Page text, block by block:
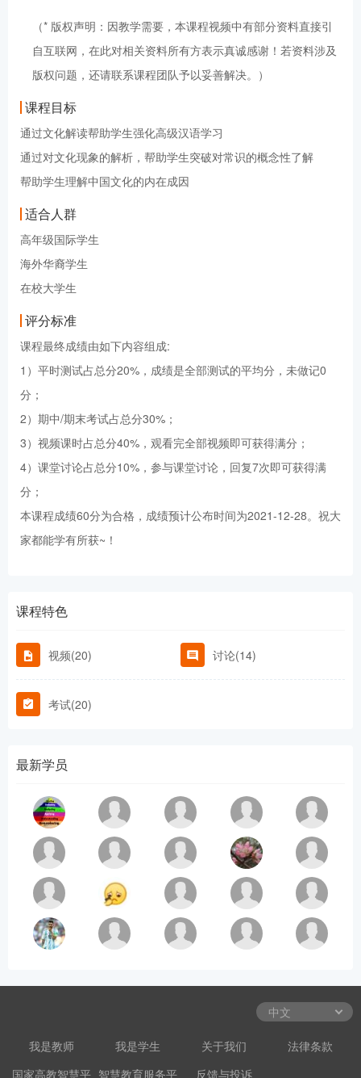
（* 版权声明：因教学需要，本课程视频中有部分资料直接引
自互联网，在此对相关资料所有方表示真诚感谢！若资料涉及
版权问题，还请联系课程团队予以妥善解决。）
课程目标
通过文化解读帮助学生强化高级汉语学习
通过对文化现象的解析，帮助学生突破对常识的概念性了解
帮助学生理解中国文化的内在成因
适合人群
高年级国际学生
海外华裔学生
在校大学生
评分标准
课程最终成绩由如下内容组成:
1）平时测试占总分20%，成绩是全部测试的平均分，未做记0
分；
2）期中/期末考试占总分30%；
3）视频课时占总分40%，观看完全部视频即可获得满分；
4）课堂讨论占总分10%，参与课堂讨论，回复7次即可获得满
分；
本课程成绩60分为合格，成绩预计公布时间为2021-12-28。祝大
家都能学有所获~！
课程特色
视频(20) 讨论(14)
考试(20)
最新学员
我是教师 我是学生 关于我们
法律条款
国家高教智慧平 智慧教育服务平 反馈与投诉